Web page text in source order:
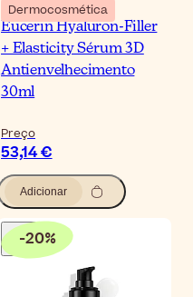
Dermocosmética
Eucerin Hyaluron-Filler
+ Elasticity Sérum 3D
Antienvelhecimento
30ml
Preço
53,14 €
Adicionar
-20%